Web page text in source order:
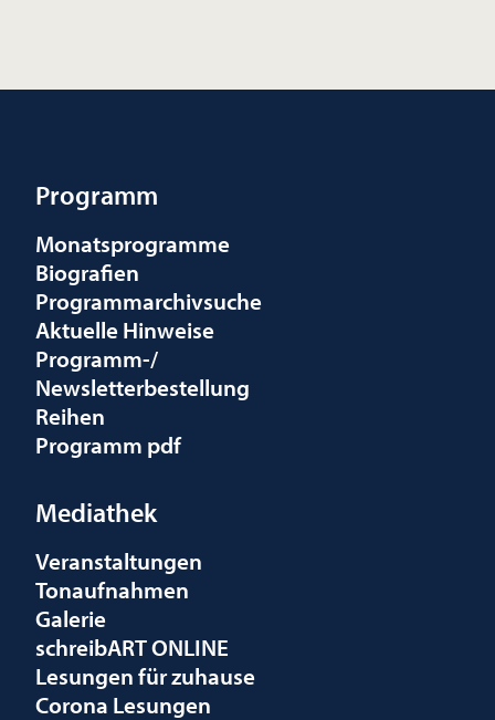
Programm
Monatsprogramme
Biografien
Programmarchivsuche
Aktuelle Hinweise
Programm-/
Newsletterbestellung
Reihen
Programm pdf
Mediathek
Veranstaltungen
Tonaufnahmen
Galerie
schreibART ONLINE
Lesungen für zuhause
Corona Lesungen